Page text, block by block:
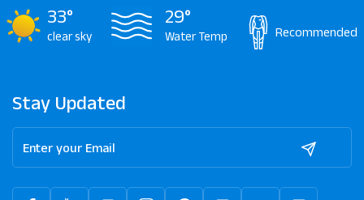
33°
clear sky
29°
Water Temp Recommended
Stay Updated